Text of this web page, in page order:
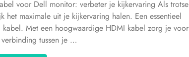
voor Dell monitor: verbeter je kijkervaring Als trotse
maximale uit je kijkervaring halen. Een essentieel
Met een hoogwaardige HDMI kabel zorg je voor
tussen je …